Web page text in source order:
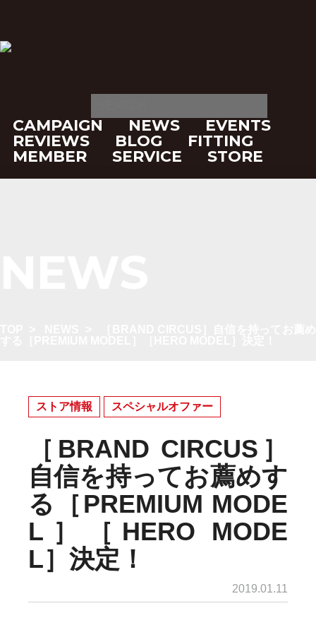
CAMPAIGN NEWS
EVENTS
REVIEWS
BLOG
FITTING
MEMBER
SERVICE STORE
ストア情報 スペシャルオファー
［BRAND CIRCUS］
自信を持ってお薦めす
る［PREMIUM MODE
L］［HERO MODE
L］決定！
2019.01.11